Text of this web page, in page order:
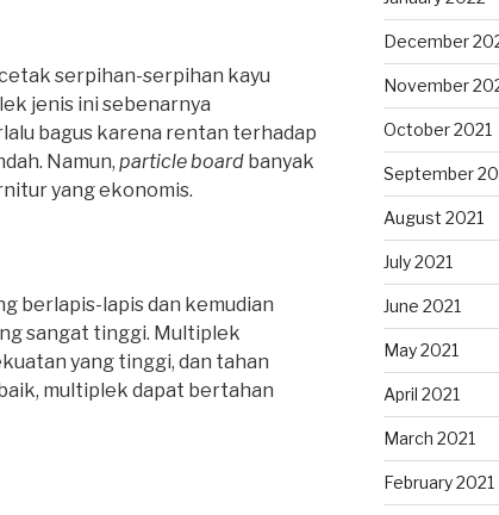
serpihan-serpihan kayu
jenis ini sebenarnya
bagus karena rentan terhadap
Namun, particle board banyak
yang ekonomis.
berlapis-lapis dan kemudian
sangat tinggi. Multiplek
yang tinggi, dan tahan
multiplek dapat bertahan
December
November
October 2021
September
August 2021
July 2021
June 2021
May 2021
April 2021
March 2021
February 2021